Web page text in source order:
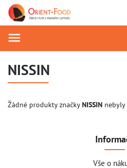
NISSIN
Žádné produkty značkyNISSIN nebyly
Vše o